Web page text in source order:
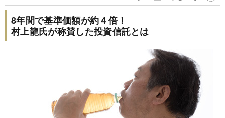
8年間で基準価額が約４倍！
村上龍氏が称賛した投資信託とは